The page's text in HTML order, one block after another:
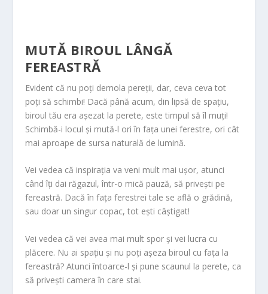
MUTĂ BIROUL LÂNGĂ
FEREASTRĂ
Evident că nu poți demola pereții, dar, ceva ceva tot
poți să schimbi! Dacă până acum, din lipsă de spațiu,
biroul tău era așezat la perete, este timpul să îl muți!
Schimbă-i locul și mută-l ori în fața unei ferestre, ori cât
mai aproape de sursa naturală de lumină.
Vei vedea că inspirația va veni mult mai ușor, atunci
când îți dai răgazul, într-o mică pauză, să privești pe
fereastră. Dacă în fața ferestrei tale se află o grădină,
sau doar un singur copac, tot ești câștigat!
Vei vedea că vei avea mai mult spor și vei lucra cu
plăcere. Nu ai spațiu și nu poți așeza biroul cu fața la
fereastră? Atunci întoarce-l și pune scaunul la perete, ca
să privești camera în care stai.